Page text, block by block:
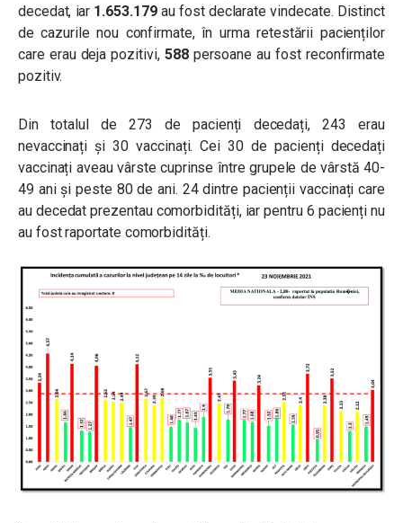
decedat, iar 1.653.179 au fost declarate vindecate. Distinct
de cazurile nou confirmate, în urma retestării pacienților
care erau deja pozitivi,588 persoane au fost reconfirmate
pozitiv.
Din totalul de 273 de pacienți decedați, 243 erau
nevaccinați și 30 vaccinați. Cei 30 de pacienți decedați
vaccinați aveau vârste cuprinse între grupele de vârstă 40-
49 ani și peste 80 de ani. 24 dintre pacienții vaccinați care
au decedat prezentau comorbidități, iar pentru 6 pacienți nu
au fost raportate comorbidități.